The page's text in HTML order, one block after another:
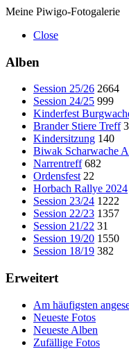
Meine Piwigo-Fotogalerie
Close
Alben
Session 25/26 2664
Session 24/25 999
Kinderfest
Brander Stiere Treff
Kindersitzung 140
Biwak Scharwache
Narrentreff 682
Ordensfest 22
Horbach Rallye 2024
Session 23/24 1222
Session 22/23 1357
Session 21/22 31
Session 19/20 1550
Session 18/19 382
Erweitert
Am häufigsten
Neueste Fotos
Neueste Alben
Zufällige Fotos